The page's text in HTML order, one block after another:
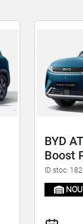
BYD
Boost
ID stoc:
NOU